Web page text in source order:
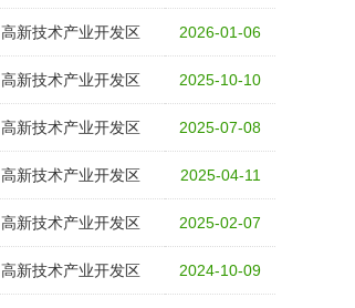
高新技术产业开发区 2026-01-06
高新技术产业开发区 2025-10-10
高新技术产业开发区 2025-07-08
高新技术产业开发区 2025-04-11
高新技术产业开发区 2025-02-07
高新技术产业开发区 2024-10-09